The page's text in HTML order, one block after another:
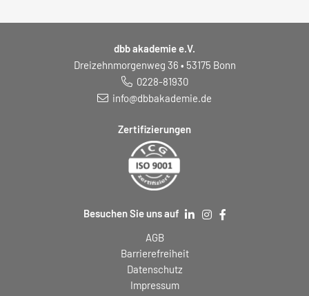
dbb akademie e.V.
Dreizehnmorgenweg 36 • 53175 Bonn
0228-81930
info@dbbakademie.de
Zertifizierungen
Besuchen Sie uns auf
AGB
Barrierefreiheit
Datenschutz
Impressum